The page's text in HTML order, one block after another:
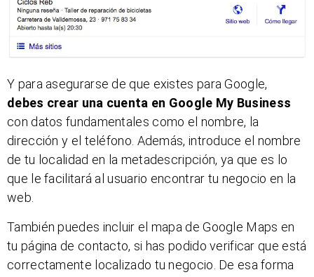
Y para asegurarse de que existes para Google,
debes crear una cuenta en Google My Business
con datos fundamentales como el nombre, la
dirección y el teléfono. Además, introduce el nombre
de tu localidad en la metadescripción, ya que es lo
que le facilitará al usuario encontrar tu negocio en la
web.
También puedes incluir el mapa de Google Maps en
tu página de contacto, si has podido verificar que está
correctamente localizado tu negocio. De esa forma